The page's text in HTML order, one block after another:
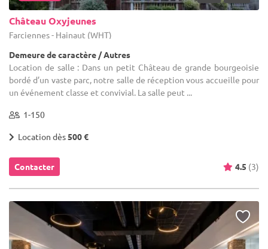
Château Oxyjeunes
Farciennes - Hainaut (WHT)
Demeure de caractère / Autres
Location de salle : Dans un petit Château de grande bourgeoisie
bordé d’un vaste parc, notre salle de réception vous accueille pour
un événement classe et convivial. La salle peut ...
1-150
Location dès500 €
Contacter 4.5 (3)